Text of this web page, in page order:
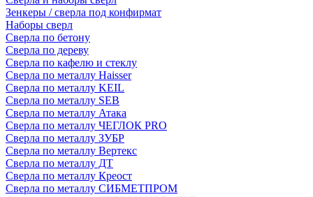
Зенкеры / сверла под конфирмат
Наборы сверл
Сверла по бетону
Сверла по дереву
Сверла по кафелю и стеклу
Сверла по металлу Haisser
Сверла по металлу KEIL
Сверла по металлу SEB
Сверла по металлу Атака
Сверла по металлу ЧЕГЛОК PRO
Сверла по металлу ЗУБР
Сверла по металлу Вертекс
Сверла по металлу ДТ
Сверла по металлу Креост
Сверла по металлу СИБМЕТПРОМ